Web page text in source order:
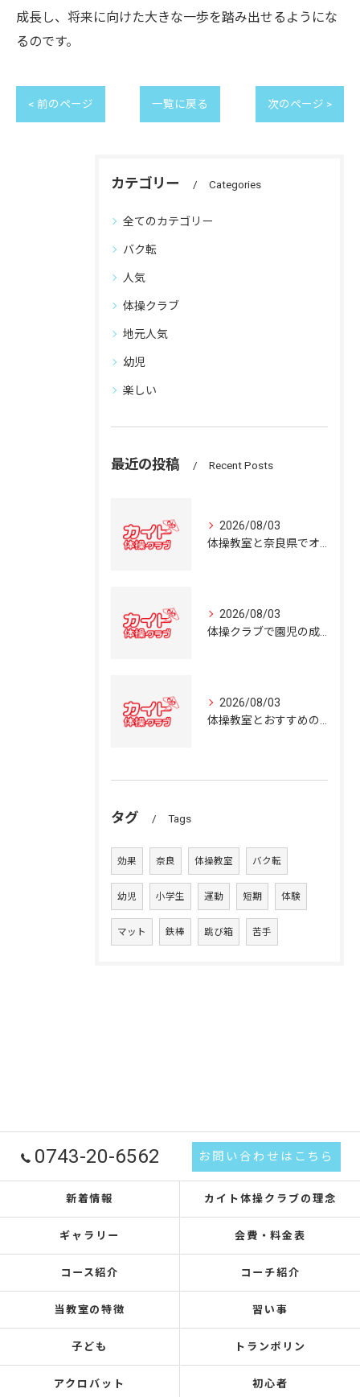
成長し、将来に向けた大きな一歩を踏み出せるようにな
るのです。
< 前のページ 一覧に戻る 次のページ >
カテゴリー Categories
全てのカテゴリー
バク転
人気
体操クラブ
地元人気
幼児
楽しい
最近の投稿 Recent Posts
2026/08/03
2026/08/03
2026/08/03
タグ Tags
効果 奈良 体操教室 バク転
幼児 小学生 運動 短期 体験
マット 鉄棒 跳び箱 苦手
0743-20-6562 お問い合わせはこちら
新着情報 カイト体操クラブの理念
ギャラリー 会費・料金表
コース紹介 コーチ紹介
当教室の特徴 習い事
子ども トランポリン
アクロバット 初心者